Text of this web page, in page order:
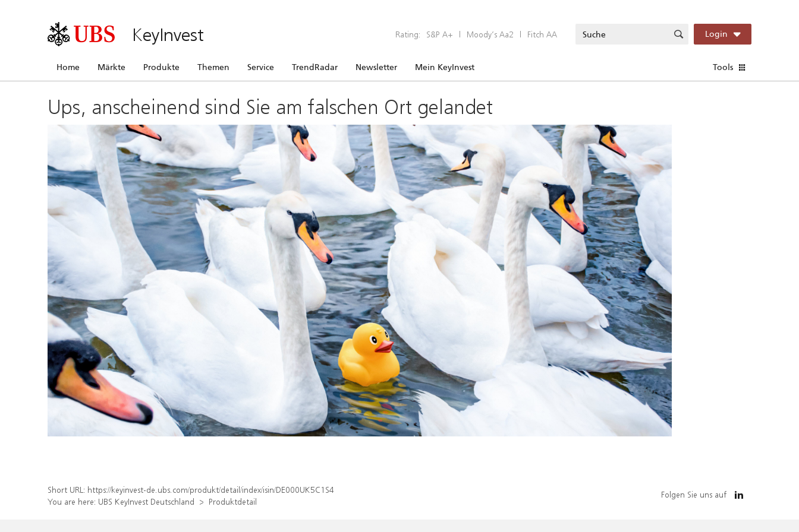
KeyInvest Rating: S&P A+ | Moody’s Aa2 | Fitch AA Login
Home Märkte Produkte Themen Service TrendRadar Newsletter Mein KeyInvest Tools
Ups, anscheinend sind Sie am falschen Ort gelandet
Short URL: https://keyinvest-de.ubs.com/produkt/detail/index/isin/DE000UK5C1S4
You are here: UBS KeyInvest Deutschland Produktdetail
Folgen Sie uns auf